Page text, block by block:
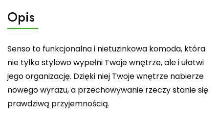
Opis
Senso to funkcjonalna i nietuzinkowa komoda, która
nie tylko stylowo wypełni Twoje wnętrze, ale i ułatwi
jego organizację. Dzięki niej Twoje wnętrze nabierze
nowego wyrazu, a przechowywanie rzeczy stanie się
prawdziwą przyjemnością.